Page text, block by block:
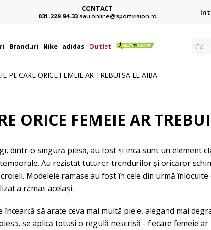
CONTACT
031.229.94.33sau online@sportvision.ro
Branduri Nike adidas Outlet
PE CARE ORICE FEMEIE AR TREBUI SA LE AIBA
ORICE FEMEIE AR
dintr-o singură piesă, au fost și inca sunt un element
Au rezistat tuturor trendurilor și oricăror
Modelele ramase au fost în cele din urmă înlocuite
a rămas același.
încearcă să arate ceva mai multă piele, alegand mai
se aplică totusi o regulă nescrisă - fiecare femeie ar